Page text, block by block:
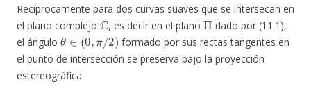
Recíprocamente para dos curvas suaves que se intersecan en
el plano complejo
C
, es decir en el plano
Π
dado por (11.1),
el ángulo
θ∈(0,π /2)
formado por sus rectas tangentes en
el punto de intersección se preserva bajo la proyección
estereográfica.